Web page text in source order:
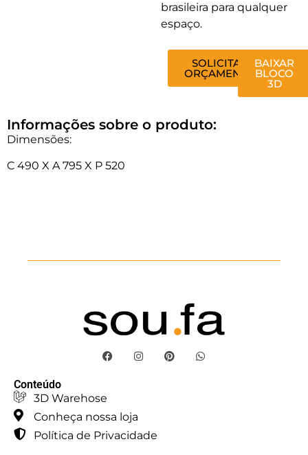
brasileira para qualquer
espaço.
SOLICITAR
ORÇAMENTO
BAIXAR
BLOCO
3D
Informações sobre o produto:
Dimensões:
C 490 X A 795 X P 520
Conteúdo
3D Warehose
Conheça nossa loja
Política de Privacidade